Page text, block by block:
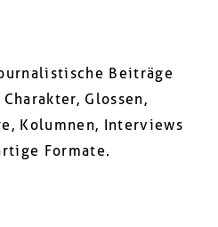
Beiträge
Glossen,
Kolumnen, Interviews
Formate.